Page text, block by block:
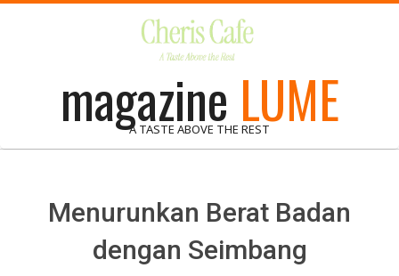
magazine LUME
A TASTE ABOVE THE REST
Menurunkan Berat Badan
dengan Seimbang